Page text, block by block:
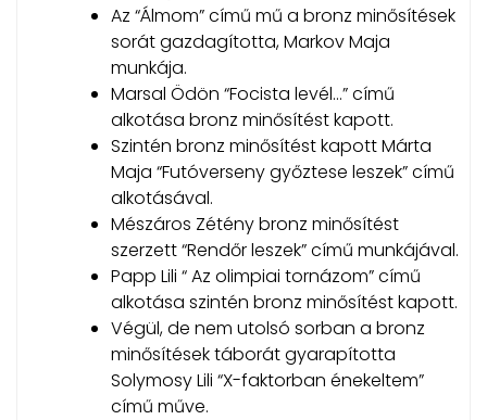
Az “Álmom” című mű a bronz minősítések
sorát gazdagította, Markov Maja
munkája.
Marsal Ödön “Focista levél…” című
alkotása bronz minősítést kapott.
Szintén bronz minősítést kapott Márta
Maja “Futóverseny győztese leszek” című
alkotásával.
Mészáros Zétény bronz minősítést
szerzett “Rendőr leszek” című munkájával.
Papp Lili “ Az olimpiai tornázom” című
alkotása szintén bronz minősítést kapott.
Végül, de nem utolsó sorban a bronz
minősítések táborát gyarapította
Solymosy Lili “X-faktorban énekeltem”
című műve.